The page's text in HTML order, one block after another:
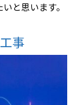
と思います。
事